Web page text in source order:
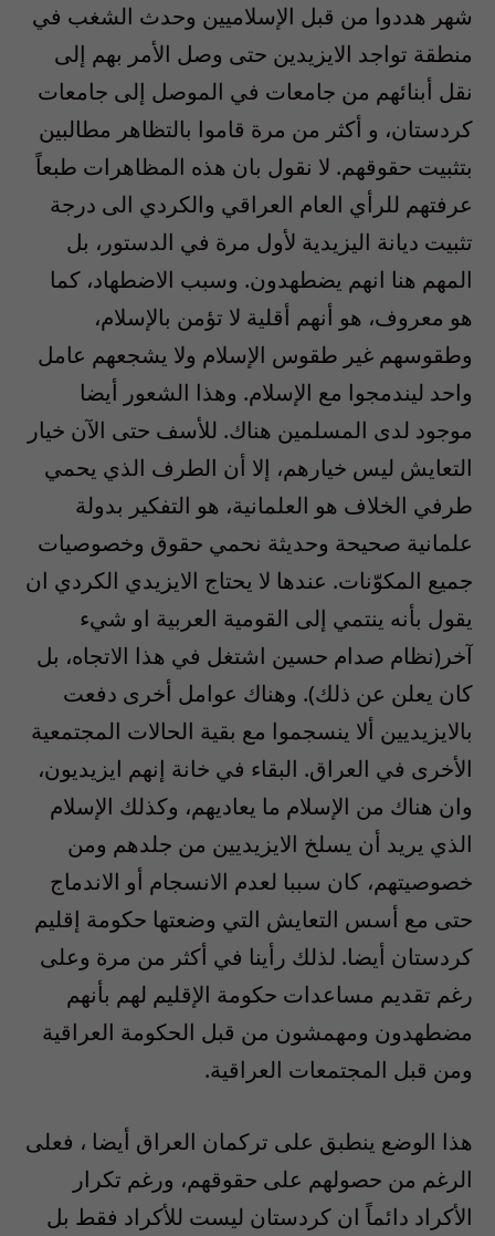
شهر هددوا من قبل الإسلاميين وحدث الشغب في
منطقة تواجد الايزيدين حتى وصل الأمر بهم إلى
نقل أبنائهم من جامعات في الموصل إلى جامعات
كردستان، و أكثر من مرة قاموا بالتظاهر مطالبين
بتثبيت حقوقهم. لا نقول بان هذه المظاهرات طبعاً
عرفتهم للرأي العام العراقي والكردي الى درجة
تثبيت ديانة اليزيدية لأول مرة في الدستور، بل
المهم هنا انهم يضطهدون. وسبب الاضطهاد، كما
هو معروف، هو أنهم أقلية لا تؤمن بالإسلام،
وطقوسهم غير طقوس الإسلام ولا يشجعهم عامل
واحد ليندمجوا مع الإسلام. وهذا الشعور أيضا
موجود لدى المسلمين هناك. للأسف حتى الآن خيار
التعايش ليس خيارهم، إلا أن الطرف الذي يحمي
طرفي الخلاف هو العلمانية، هو التفكير بدولة
علمانية صحيحة وحديثة نحمي حقوق وخصوصيات
جميع المكوّنات. عندها لا يحتاج الايزيدي الكردي ان
يقول بأنه ينتمي إلى القومية العربية او شيء
آخر(نظام صدام حسين اشتغل في هذا الاتجاه، بل
كان يعلن عن ذلك). وهناك عوامل أخرى دفعت
بالايزيديين ألا ينسجموا مع بقية الحالات المجتمعية
الأخرى في العراق. البقاء في خانة إنهم ايزيديون،
وان هناك من الإسلام ما يعاديهم، وكذلك الإسلام
الذي يريد أن يسلخ الايزيديين من جلدهم ومن
خصوصيتهم، كان سببا لعدم الانسجام أو الاندماج
حتى مع أسس التعايش التي وضعتها حكومة إقليم
كردستان أيضا. لذلك رأينا في أكثر من مرة وعلى
رغم تقديم مساعدات حكومة الإقليم لهم بأنهم
مضطهدون ومهمشون من قبل الحكومة العراقية
ومن قبل المجتمعات العراقية.
هذا الوضع ينطبق على تركمان العراق أيضا ، فعلى
الرغم من حصولهم على حقوقهم، ورغم تكرار
الأكراد دائماً ان كردستان ليست للأكراد فقط بل